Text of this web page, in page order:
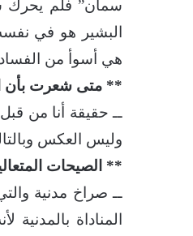
سمان” فلم يحرك
البشير هو في
هي أسوأ من
** متى شعرت بأن
ــ حقيقة أنا من
وليس العكس
** الصيحات
ــ صراخ مدنية
المناداة